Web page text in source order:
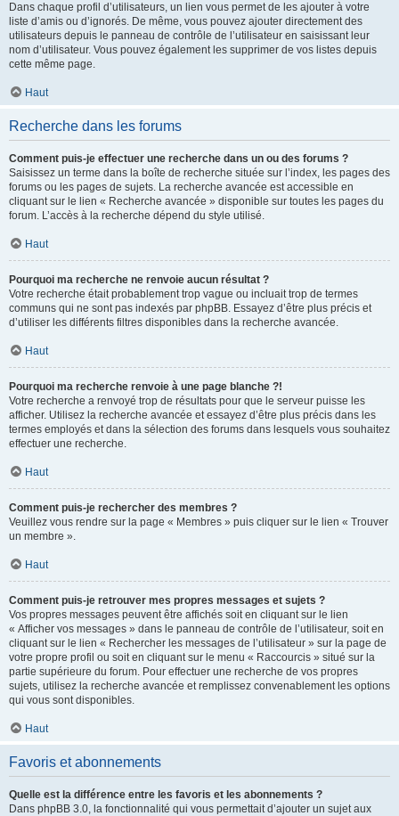
Dans chaque profil d’utilisateurs, un lien vous permet de les ajouter à votre
liste d’amis ou d’ignorés. De même, vous pouvez ajouter directement des
utilisateurs depuis le panneau de contrôle de l’utilisateur en saisissant leur
nom d’utilisateur. Vous pouvez également les supprimer de vos listes depuis
cette même page.
Haut
Recherche dans les forums
Comment puis-je effectuer une recherche dans un ou des forums ?
Saisissez un terme dans la boîte de recherche située sur l’index, les pages des
forums ou les pages de sujets. La recherche avancée est accessible en
cliquant sur le lien « Recherche avancée » disponible sur toutes les pages du
forum. L’accès à la recherche dépend du style utilisé.
Haut
Pourquoi ma recherche ne renvoie aucun résultat ?
Votre recherche était probablement trop vague ou incluait trop de termes
communs qui ne sont pas indexés par phpBB. Essayez d’être plus précis et
d’utiliser les différents filtres disponibles dans la recherche avancée.
Haut
Pourquoi ma recherche renvoie à une page blanche ?!
Votre recherche a renvoyé trop de résultats pour que le serveur puisse les
afficher. Utilisez la recherche avancée et essayez d’être plus précis dans les
termes employés et dans la sélection des forums dans lesquels vous souhaitez
effectuer une recherche.
Haut
Comment puis-je rechercher des membres ?
Veuillez vous rendre sur la page « Membres » puis cliquer sur le lien « Trouver
un membre ».
Haut
Comment puis-je retrouver mes propres messages et sujets ?
Vos propres messages peuvent être affichés soit en cliquant sur le lien
« Afficher vos messages » dans le panneau de contrôle de l’utilisateur, soit en
cliquant sur le lien « Rechercher les messages de l’utilisateur » sur la page de
votre propre profil ou soit en cliquant sur le menu « Raccourcis » situé sur la
partie supérieure du forum. Pour effectuer une recherche de vos propres
sujets, utilisez la recherche avancée et remplissez convenablement les options
qui vous sont disponibles.
Haut
Favoris et abonnements
Quelle est la différence entre les favoris et les abonnements ?
Dans phpBB 3.0, la fonctionnalité qui vous permettait d’ajouter un sujet aux